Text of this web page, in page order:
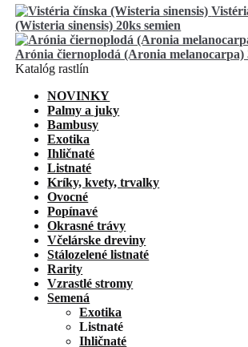
(Wisteria sinensis) 20ks semien
Arónia čiernoplodá (Aronia melanocarpa)
Katalóg rastlín
NOVINKY
Palmy a juky
Bambusy
Exotika
Ihličnaté
Listnaté
Kríky, kvety, trvalky
Ovocné
Popínavé
Okrasné trávy
Včelárske dreviny
Stálozelené listnaté
Rarity
Vzrastlé stromy
Semená
Exotika
Listnaté
Ihličnaté